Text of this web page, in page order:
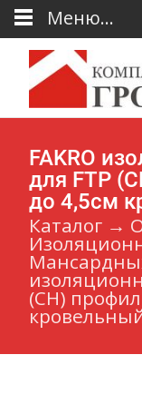
FAKRO
для FTP
до 4,5см
Каталог →
(CH)
Меню...